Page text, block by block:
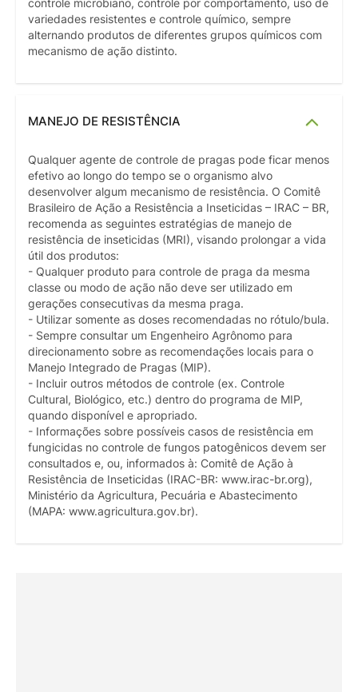
controle microbiano, controle por comportamento, uso de
variedades resistentes e controle químico, sempre
alternando produtos de diferentes grupos químicos com
mecanismo de ação distinto.
MANEJO DE RESISTÊNCIA
Qualquer agente de controle de pragas pode ficar menos
efetivo ao longo do tempo se o organismo alvo
desenvolver algum mecanismo de resistência. O Comitê
Brasileiro de Ação a Resistência a Inseticidas – IRAC – BR,
recomenda as seguintes estratégias de manejo de
resistência de inseticidas (MRI), visando prolongar a vida
útil dos produtos:
- Qualquer produto para controle de praga da mesma
classe ou modo de ação não deve ser utilizado em
gerações consecutivas da mesma praga.
- Utilizar somente as doses recomendadas no rótulo/bula.
- Sempre consultar um Engenheiro Agrônomo para
direcionamento sobre as recomendações locais para o
Manejo Integrado de Pragas (MIP).
- Incluir outros métodos de controle (ex. Controle
Cultural, Biológico, etc.) dentro do programa de MIP,
quando disponível e apropriado.
- Informações sobre possíveis casos de resistência em
fungicidas no controle de fungos patogênicos devem ser
consultados e, ou, informados à: Comitê de Ação à
Resistência de Inseticidas (IRAC-BR: www.irac-br.org),
Ministério da Agricultura, Pecuária e Abastecimento
(MAPA: www.agricultura.gov.br).